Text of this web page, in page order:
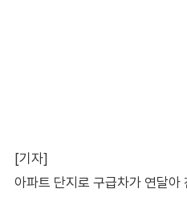
[기자]
아파트 단지로 구급차가 연달아